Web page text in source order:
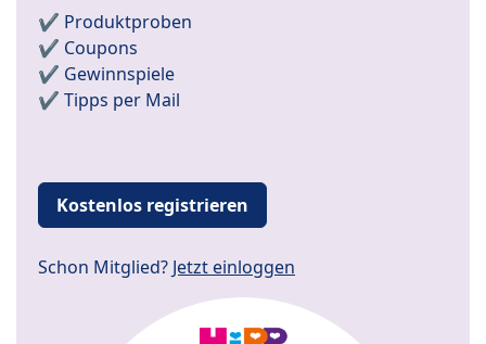
✔️ Produktproben
✔️ Coupons
✔️ Gewinnspiele
✔️ Tipps per Mail
Kostenlos registrieren
Schon Mitglied? Jetzt einloggen